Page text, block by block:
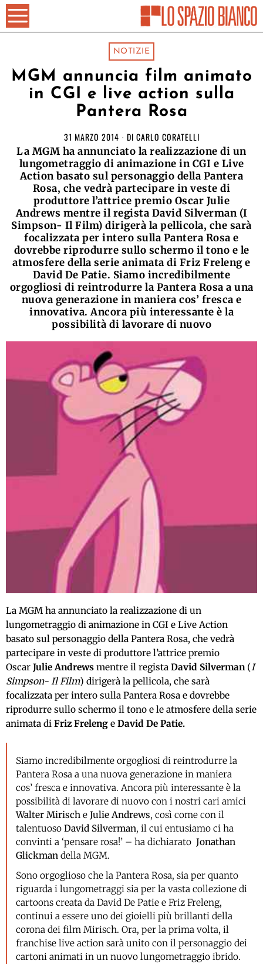
NOTIZIE
MGM annuncia film animato
in CGI e live action sulla
Pantera Rosa
31 MARZO 2014 DI CARLO CORATELLI
La MGM ha annunciato la realizzazione di un
lungometraggio di animazione in CGI e Live
Action basato sul personaggio della Pantera
Rosa, che vedrà partecipare in veste di
produttore l’attrice premio Oscar Julie
Andrews mentre il regista David Silverman (I
Simpson- Il Film) dirigerà la pellicola, che sarà
focalizzata per intero sulla Pantera Rosa e
dovrebbe riprodurre sullo schermo il tono e le
atmosfere della serie animata di Friz Freleng e
David De Patie. Siamo incredibilmente
orgogliosi di reintrodurre la Pantera Rosa a una
nuova generazione in maniera cos’ fresca e
innovativa. Ancora più interessante è la
possibilità di lavorare di nuovo
La MGM ha annunciato la realizzazione di un
lungometraggio di animazione in CGI e Live Action
basato sul personaggio della Pantera Rosa, che vedrà
partecipare in veste di produttore l’attrice premio
Oscar Julie Andrews mentre il regista David Silverman(I
Simpson- Il Film) dirigerà la pellicola, che sarà
focalizzata per intero sulla Pantera Rosa e dovrebbe
riprodurre sullo schermo il tono e le atmosfere della serie
animata di Friz Freleng e David De Patie.
Siamo incredibilmente orgogliosi di reintrodurre la
Pantera Rosa a una nuova generazione in maniera
cos’ fresca e innovativa. Ancora più interessante è la
possibilità di lavorare di nuovo con i nostri cari amici
Walter Mirisch eJulie Andrews, così come con il
talentuosoDavid Silverman, il cui entusiamo ci ha
convinti a ‘pensare rosa!’ – ha dichiaratoJonathan
Glickman della MGM.
Sono orgoglioso che la Pantera Rosa, sia per quanto
riguarda i lungometraggi sia per la vasta collezione di
cartoons creata da David De Patie e Friz Freleng,
continui a essere uno dei gioielli più brillanti della
corona dei film Mirisch. Ora, per la prima volta, il
franchise live action sarà unito con il personaggio dei
cartoni animati in un nuovo lungometraggio ibrido.